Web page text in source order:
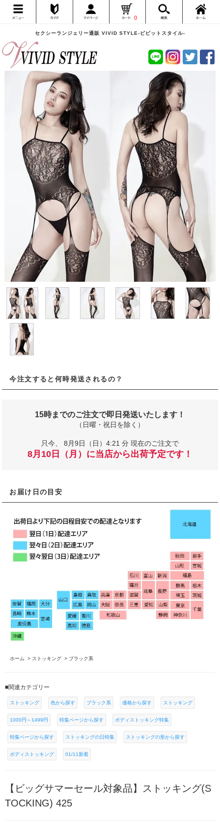
セクシーランジェリー通販 VIVID STYLE-ビビットスタイル-
0
今注文すると何時発送されるの？
15時までのご注文で即日発送いたします！
（日曜・祝日を除く）
只今、 8月9日（日）4:21 分 現在のご注文で
8月10日（月）に当店から出荷予定です！
お届け日の目安
ホーム > ストッキング > ブラック系
■関連カテゴリー
ストッキング 色から探す ブラック系 価格から探す ストッキング
1000円～1499円 特集ページから探す ボディストッキング特集
特集ページから探す ストッキングの日特集 ストッキングの形から探す
ボディストッキング 01/11新着
【ビッグサマーセール対象品】ストッキング(S
TOCKING) 425